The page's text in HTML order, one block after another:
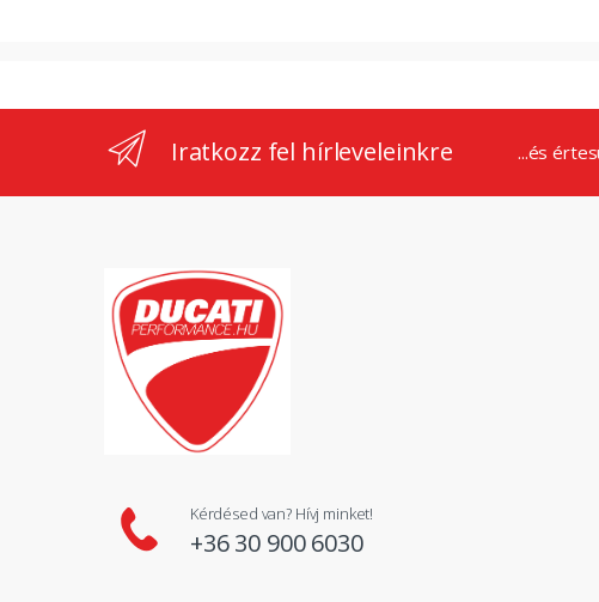
Iratkozz fel hírleveleinkre ...és
Kérdésed van? Hívj minket!
+36 30 900 6030